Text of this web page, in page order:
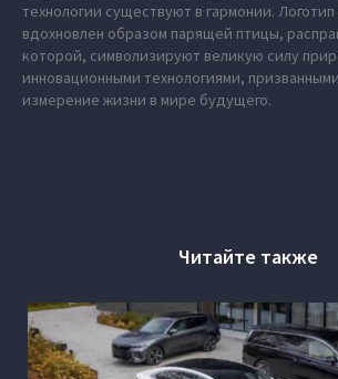
технологии существуют в гармонии.
вдохновлен образом парящей птицы,
которой, символизируют великую силу
инновационными технологиями,
измерение жизни в мире будущего.
Читайте также